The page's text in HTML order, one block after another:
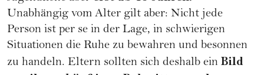
Unabhängig vom Alter gilt aber: Nicht jede
Person ist per se in der Lage, in schwierigen
Situationen die Ruhe zu bewahren und besonnen
zu handeln. Eltern sollten sich deshalb ein Bild